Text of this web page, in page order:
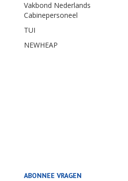
Vakbond Nederlands
Cabinepersoneel
TUI
NEWHEAP
ABONNEE VRAGEN